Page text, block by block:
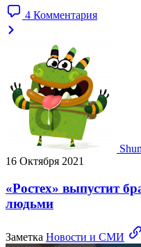
4 Комментария
16 Октября 2021
«Ростех» выпустит
людьми
Заметка Новости и СМИ